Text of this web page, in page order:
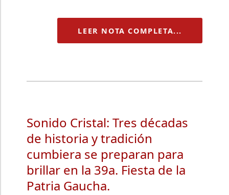
LEER NOTA COMPLETA...
Sonido Cristal: Tres décadas
de historia y tradición
cumbiera se preparan para
brillar en la 39a. Fiesta de la
Patria Gaucha.